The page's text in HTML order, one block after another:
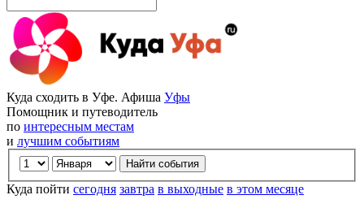
Куда сходить в Уфе. Афиша Уфы
Помощник и путеводитель
по интересным местам
и лучшим событиям
Куда пойти сегодня завтра в выходные в этом месяце